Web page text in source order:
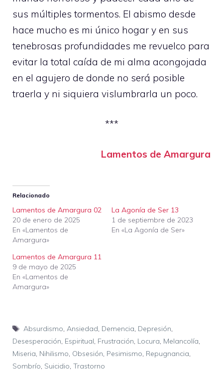
sus múltiples tormentos. El abismo desde
hace mucho es mi único hogar y en sus
tenebrosas profundidades me revuelco para
evitar la total caída de mi alma acongojada
en el agujero de donde no será posible
traerla y ni siquiera vislumbrarla un poco.
***
Lamentos de Amargura
Relacionado
Lamentos de Amargura 02
20 de enero de 2025
En «Lamentos de
Amargura»
La Agonía de Ser 13
1 de septiembre de 2023
En «La Agonía de Ser»
Lamentos de Amargura 11
9 de mayo de 2025
En «Lamentos de
Amargura»
Etiquetas
Absurdismo, Ansiedad, Demencia, Depresión,
Desesperación, Espiritual, Frustración, Locura, Melancolía,
Miseria, Nihilismo, Obsesión, Pesimismo, Repugnancia,
Sombrío, Suicidio, Trastorno